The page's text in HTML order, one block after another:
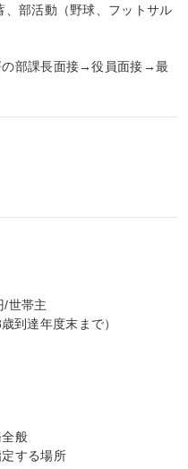
、部活動（野球、フットサル
の部課長面接→役員面接→最
/世帯主
到達年度末まで）
全般
定する場所